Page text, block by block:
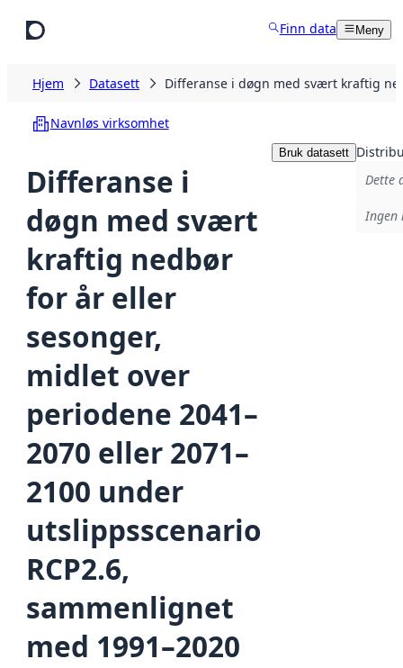
Finn data Meny
Hjem Datasett Differanse i døgn med svært kraftig
Navnløs virksomhet
Differanse i
døgn med svært
kraftig nedbør
for år eller
sesonger,
midlet over
periodene 2041–
2070 eller 2071–
2100 under
utslippsscenario
RCP2.6,
sammenlignet
med 1991–2020
Bruk datasett
Dette
Ingen